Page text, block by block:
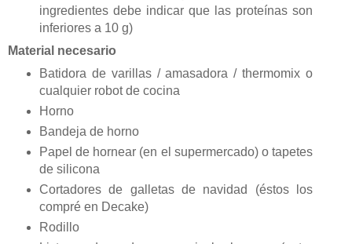
ingredientes debe indicar que las proteínas son
inferiores a 10 g)
Material necesario
Batidora de varillas / amasadora / thermomix o
cualquier robot de cocina
Horno
Bandeja de horno
Papel de hornear (en el supermercado) o tapetes
de silicona
Cortadores de galletas de navidad (éstos los
compré en Decake)
Rodillo